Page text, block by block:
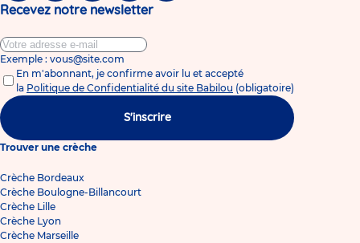
Recevez notre newsletter
Exemple : vous@site.com
En m'abonnant, je confirme avoir lu et accepté
la Politique de Confidentialité du site Babilou (obligatoire)
S'inscrire
Trouver une crèche
Crèche Bordeaux
Crèche Boulogne-Billancourt
Crèche Lille
Crèche Lyon
Crèche Marseille